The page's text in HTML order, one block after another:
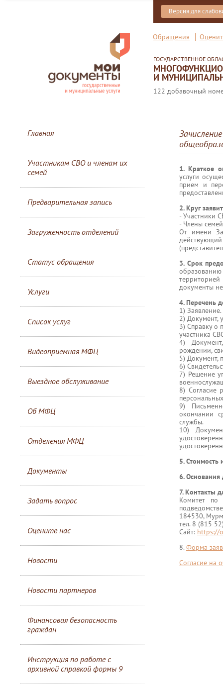
Версия для
Обращения
ГОСУДАРСТВЕННОЕ
И
122 добавочный
Главная
Участникам СВО и членам их
семей
Предварительная запись
Загруженность отделений
Статус обращения
Услуги
Список услуг
Видеоприемная МФЦ
Выездное обслуживание
Об МФЦ
Отделения МФЦ
Документы
Задать вопрос
Оцените нас
Новости
Новости партнеров
Финансовая безопасность
граждан
Инструкция по работе с
архивной справкой формы 9
1. Краткое
услуги
прием и
2. Круг
- Участники
- Члены
От имени
3. Срок
образованию
документы
4. Перечень
1) Заявление.
2) Документ,
3) Справку о
участника
4)
рождении,
5) Документ,
6)
7) Решение
8) Согласие
9)
окончании
службы.
10)
5. Стоимость
6. Основания
7. Контакты
Комитет по
184530,
тел. 8 (815
Сайт: https://
8. Форма
Согласие на